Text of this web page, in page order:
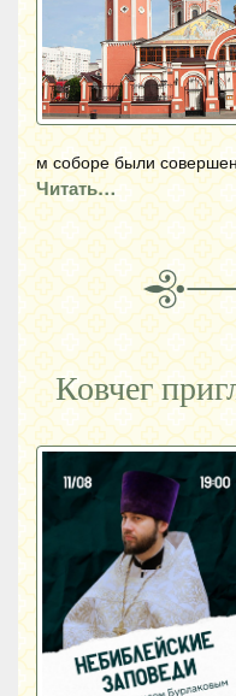
м соборе были
Читать…
Ковчег